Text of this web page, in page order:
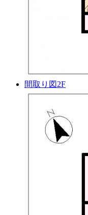
間取り図2F